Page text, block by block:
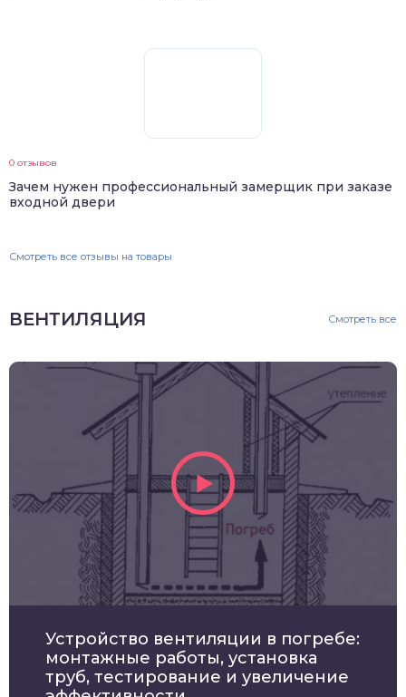
0 отзывов
Зачем нужен профессиональный замерщик при заказе
входной двери
Смотреть все отзывы на товары
ВЕНТИЛЯЦИЯ Смотреть все
Устройство вентиляции в погребе:
монтажные работы, установка
труб, тестирование и увеличение